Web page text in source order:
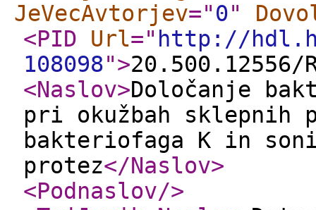
JeVecAvtorjev="0"
<PID
Url=" http://
108098">20.500.12556/
<Naslov>Določanje
pri okužbah sklepnih
bakteriofaga K in
protez</Naslov>
<Podnaslov/>